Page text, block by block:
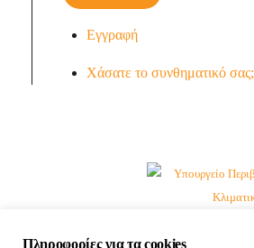
Εγγραφή
Χάσατε το συνθηματικό σας;
Πληροφορίες για τα cookies